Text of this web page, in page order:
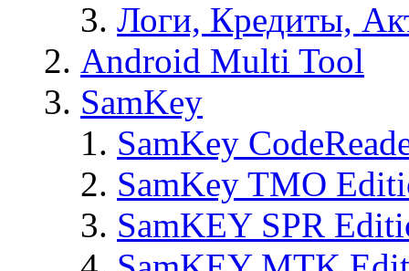
Логи, Кредиты,
Android Multi Tool
SamKey
SamKey
SamKey TMO
SamKEY SPR